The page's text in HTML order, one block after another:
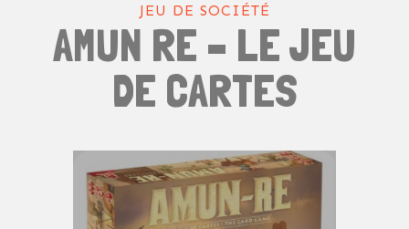
JEU DE SOCIÉTÉ
AMUN RE – LE JEU
DE CARTES